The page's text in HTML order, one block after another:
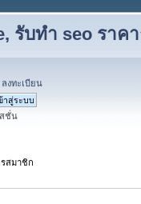
รับทำ seo ราค
ลงทะเบียน
สชั่น
สมาชิก